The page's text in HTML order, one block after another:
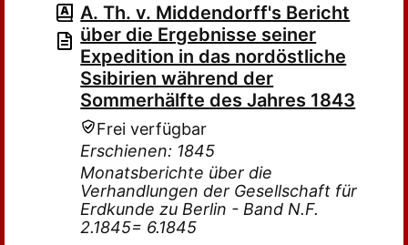
A. Th. v. Middendorff's Bericht
über die Ergebnisse seiner
Expedition in das nordöstliche
Ssibirien während der
Sommerhälfte des Jahres 1843
Frei verfügbar
Erschienen: 1845
Monatsberichte über die
Verhandlungen der Gesellschaft für
Erdkunde zu Berlin - Band N.F.
2.1845= 6.1845